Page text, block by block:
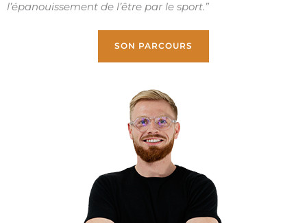
l’épanouissement de l’être par le sport.”
SON PARCOURS